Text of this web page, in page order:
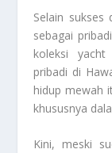
Selain sukses
sebagai
koleksi
pribadi di
hidup mewah
khususnya
Kini, meski